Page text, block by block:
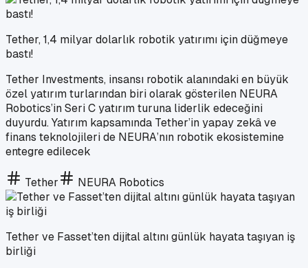
Tether, 1,4 milyar dolarlık robotik yatırımı için düğmeye
bastı!
Tether Investments, insansı robotik alanındaki en büyük
özel yatırım turlarından biri olarak gösterilen NEURA
Robotics’in Seri C yatırım turuna liderlik edeceğini
duyurdu. Yatırım kapsamında Tether’in yapay zekâ ve
finans teknolojileri de NEURA’nın robotik ekosistemine
entegre edilecek
Tether NEURA Robotics
Tether ve Fasset’ten dijital altını günlük hayata taşıyan iş
birliği